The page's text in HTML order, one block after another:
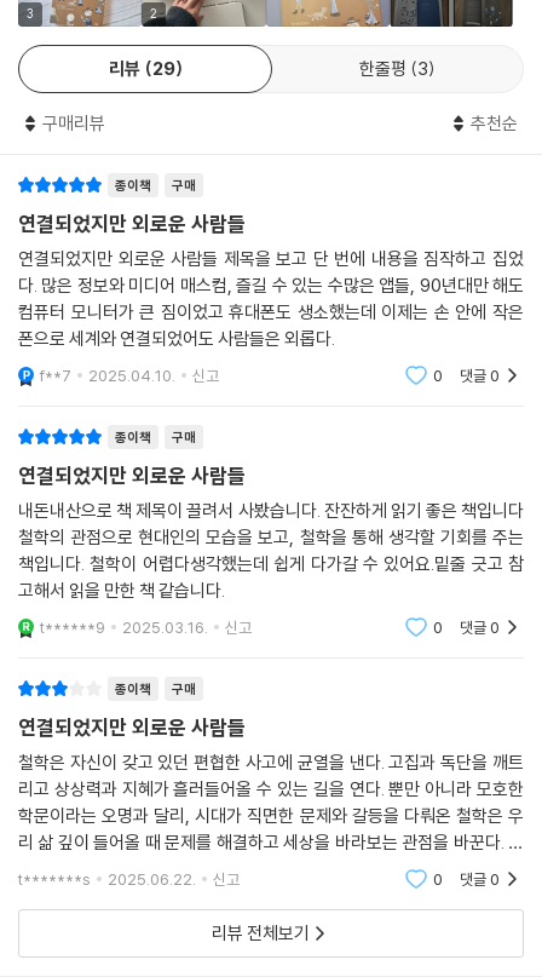
에필로그
후기
자신을 온전히 유지할 수 없을 만큼 심각한 충격을 받았을 때, 상처를 부정
하거나 무관심을 가장하지 않고 자신의 마음에 귀 기울이고 상처를 새로이
받아들이는 작업이 무엇보다 중요하다. 이때 ‘외로움’은 무엇보다 성가신
적이다. 많은 사람이나 일과 쉴 새 없이 접촉하는 상태에서는 이런저런 자
극에 휩쓸리느라 자기 자신과 대화하며 신중하게 상황을 이해할 수 없기
이하게 인터넷에 올리거나 다른 사람과 계속 이어져 있으려고만 하면 중요
한 무언가를 놓치기 위해 노력하는 것이나 다름없다. 그래서 스마트폰에
익숙해진 현대인은 불안에 대처하는 데 매우 서툴다.
--- p.155~157
“우리가 고독의 은혜를 누리려 하지 않는 이유는 고독해지는 데 필요한 시
간을 활용해야 할 자원으로 여기기 때문이다.” 실제로 우리는 여유를 고독
마트폰을 손에 쥔 사람들은 경치를 즐기거나 가만히 주변의 소리를 듣는
으로 쫓게 되기 때문이다.
--- p.163
외로움이 마음속에서 몸집을 불리면, 우리가 감정의 주도권을 쥐는 것이
아니라 반대로 감정이 우리의 주도권을 쥔 듯 이리저리 휘둘리게 된다. 외
로움 또는 포모에는 다른 사람을 원하는 마음이 담겨 있지만, 그렇다고 ‘다
이라고 느끼고 싶지 않다는 마음뿐이며, 관심의 스포트라이트는 온통 자신
을 향해서만 쏟아진다. 외로움 앞에서 우리가 느끼는 것은 타인과 세상에
대한 호기심이 아니라는 뜻이다.
--- p.198
소극적 수용력은 자신이야말로 길을 헤매고 있을지도 모른다고 스스로에
게 묻는 힘과 다름없다. 그렇게 해야만 수수께끼로부터 다양한 물음을 얻
을 수 있다. 요컨대 소극적 수용력은 자기 머릿속에서 무작정 답을 찾으려
하지 않고, 완벽하게 파헤칠 수 없는 수수께끼를 그대로 끌어안음으로써
새로운 무언가를 이끌어내는 자세다.
우리는 어쩌다 고독을 잃어버렸을까?
나 자신으로 존재하는 방법을 잊어버린 우리
‘모두가 병들었으나 아무도 아프지 않았다’는 시인의 말처럼, 현대인은 좀
그중에서도 ‘고독을 잃어버렸다’는 점을 지적한다. ‘고독’이라고 하면 ‘외로
움’을 떠올리기 쉽지만, 한나 아렌트를 비롯해 여러 철학자들이 이 둘을 구
분 지어 사용했다. 외로움은 ‘많은 사람에게 둘러싸여 있음에도, 타인에게
의존하고 싶어 하는 상태’지만, 고독은 ‘침묵 속에서 나 자신과 함께 존재하
는 방식’이라고. 저자는 외로움에 시달리는 현대인이 되찾아야 할 것이 바
로 ‘고독’이라고 말한다. 그렇다면, 우리는 어쩌다 외롭게 되었으며, 고독을
잃어버렸을까?
분함을 견디지 못하고 자극과 커뮤니케이션을 갈망한다. 자기 자신과 함께
하지 못한다는 뜻이기도 하다. ‘고독’이라는 말에는 자극을 원하거나 타인
에게 우선 반응하려 하지 않고 홀로 보내는 시간의 중요성이 담겨 있다.”
(144쪽)
밤낮으로 핸드폰을 손에서 놓지 못하는 우리 모습을 돌아보면 쉽게 이해할
수 있다. 이 시대는 ‘스마트폰 시대’라고 할 수 있을 만큼, 그 의존도가 점점
커져, 스마트폰 또는 태블릿 PC 등 스크린에서 눈을 떼는 시간은 하루 중
대한 열기는 우리가 고독할 틈 없게 만든다. ‘갓생’, ‘미라클 모닝’, ‘사이드
프로젝트’ 등 아무것도 하지 않고서는 도저히 견딜 수 없다는 듯이, 현대인
은 말 그대로 쉴틈 없이 일정을 채우고, 끊임없이 자신을 동기부여해 왔다.
그것이 ‘즐거워서’라기보다는 고요함 속에서 삶의 불안과 고민을 마주할까
두렵기 때문에, 짧고 강렬한 자극, 오락, 멀티태스킹 등 엉뚱한 곳으로 자
신의 시선을 돌린 것이다. 그러는 동안 우리의 내면과 감정은 방치되었다.
고독할 줄 모르는 사람들은 결국, 삶의 주요한 사건들에서 느낀 감정들을
제대로 소화하지 못하다가 깊은 우울감에 빠지기도 하고, 이따금씩 껍데기
같이 느껴지는 자신의 삶에 대해 깊이 회한한다. 저자는 이러한 현대인의
초상을 이 책을 통해 아프게 꼬집는다.
방법을 알려준다. 혼자만의 생각에 갇혀 있기보다 다른 관점에 나를 열어
놓으며, 외로움과 공허를 창조와 즐거움으로 바꿀 수 있도록 해주는 훌륭
한 지침서다.
3 2
리뷰 29 한줄평 3
구매리뷰 추천순
종이책 구매
연결되었지만 외로운 사람들
연결되었지만 외로운 사람들 제목을 보고 단 번에 내용을 짐작하고 집었
다. 많은 정보와 미디어 매스컴, 즐길 수 있는 수많은 앱들, 90년대만 해도
컴퓨터 모니터가 큰 짐이었고 휴대폰도 생소했는데 이제는 손 안에 작은
폰으로 세계와 연결되었어도 사람들은 외롭다.
f**7 2025.04.10. 신고 0 댓글0
종이책 구매
연결되었지만 외로운 사람들
내돈내산으로 책 제목이 끌려서 사봤습니다. 잔잔하게 읽기 좋은 책입니다
철학의 관점으로 현대인의 모습을 보고, 철학을 통해 생각할 기회를 주는
책입니다. 철학이 어렵다생각했는데 쉽게 다가갈 수 있어요.밑줄 긋고 참
고해서 읽을 만한 책 같습니다.
t******9 2025.03.16. 신고 0 댓글0
종이책 구매
연결되었지만 외로운 사람들
철학은 자신이 갖고 있던 편협한 사고에 균열을 낸다. 고집과 독단을 깨트
리고 상상력과 지혜가 흘러들어올 수 있는 길을 연다. 뿐만 아니라 모호한
학문이라는 오명과 달리, 시대가 직면한 문제와 갈등을 다뤄온 철학은 우
리 삶 깊이 들어올 때 문제를 해결하고 세상을 바라보는 관점을 바꾼다. 에
픽테토스가 철학을 병원에 비유했듯이, 우리에게 철학이 필요한 이유는 어
t*******s 2025.06.22. 신고 0 댓글0
리뷰 전체보기